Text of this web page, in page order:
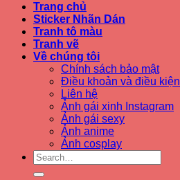
Trang chủ
Sticker Nhãn Dán
Tranh tô màu
Tranh vẽ
Về chúng tôi
Chính sách bảo mật
Điều khoản và điều kiện
Liên hệ
Ảnh gái xinh Instagram
Ảnh gái sexy
Ảnh anime
Ảnh cosplay